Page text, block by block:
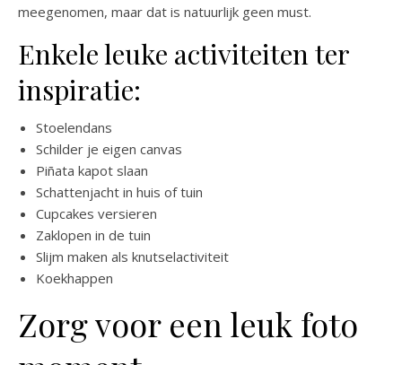
meegenomen, maar dat is natuurlijk geen must.
Enkele leuke activiteiten ter
inspiratie:
Stoelendans
Schilder je eigen canvas
Piñata kapot slaan
Schattenjacht in huis of tuin
Cupcakes versieren
Zaklopen in de tuin
Slijm maken als knutselactiviteit
Koekhappen
Zorg voor een leuk foto